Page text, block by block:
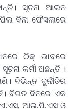
ସୂଚନା ଆଇନ
ବିନା ଫୈସଲାରେ
ଠିକ୍ ଭାବରେ
କର୍ମୀ ଅଛନ୍ତି ।
ବିଭିନ୍ନ ଦୁର୍ନୀତିର
ବିଗତ ଦିନରେ ଏକ
ଆଇ.ପି.ଏସ ଓ